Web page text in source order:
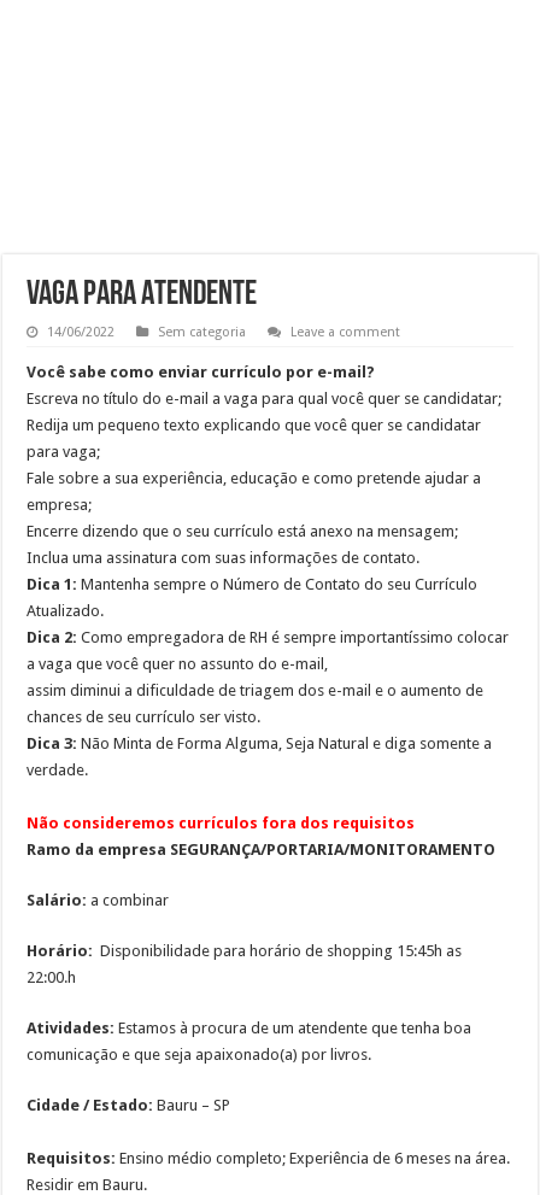
Vaga para Atendente
14/06/2022 Sem categoria Leave a comment
Você sabe como enviar currículo por e-mail?
Escreva no título do e-mail a vaga para qual você quer se candidatar;
Redija um pequeno texto explicando que você quer se candidatar
para vaga;
Fale sobre a sua experiência, educação e como pretende ajudar a
empresa;
Encerre dizendo que o seu currículo está anexo na mensagem;
Inclua uma assinatura com suas informações de contato.
Dica 1: Mantenha sempre o Número de Contato do seu Currículo
Atualizado.
Dica 2: Como empregadora de RH é sempre importantíssimo colocar
a vaga que você quer no assunto do e-mail,
assim diminui a dificuldade de triagem dos e-mail e o aumento de
chances de seu currículo ser visto.
Dica 3: Não Minta de Forma Alguma, Seja Natural e diga somente a
verdade.
Não consideremos currículos fora dos requisitos
Ramo da empresa SEGURANÇA/PORTARIA/MONITORAMENTO
Salário: a combinar
Horário: Disponibilidade para horário de shopping 15:45h as
22:00.h
Atividades:Estamos à procura de um atendente que tenha boa
comunicação e que seja apaixonado(a) por livros.
Cidade / Estado: Bauru – SP
Requisitos:Ensino médio completo; Experiência de 6 meses na área.
Residir em Bauru.